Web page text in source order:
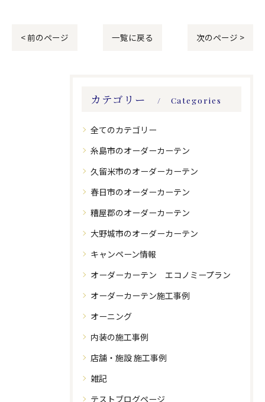
< 前のページ 一覧に戻る 次のページ >
カテゴリー Categories
全てのカテゴリー
糸島市のオーダーカーテン
久留米市のオーダーカーテン
春日市のオーダーカーテン
糟屋郡のオーダーカーテン
大野城市のオーダーカーテン
キャンペーン情報
オーダーカーテン エコノミープラン
オーダーカーテン施工事例
オーニング
内装の施工事例
店舗・施設 施工事例
雑記
テストブログページ